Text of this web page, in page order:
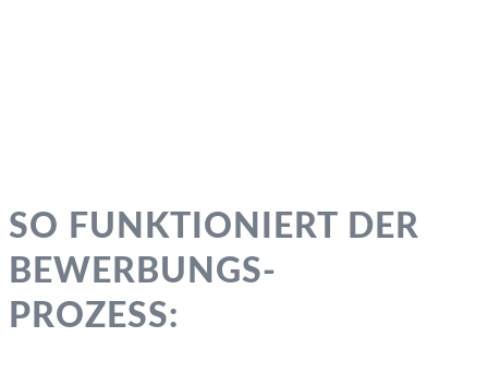
SO FUNKTIONIERT DER
BEWERBUNGS­
PROZESS: